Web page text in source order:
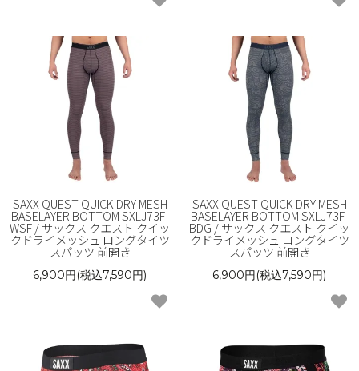
SAXX QUEST QUICK DRY MESH
BASELAYER BOTTOM SXLJ73F-
WSF / サックス クエスト クイッ
クドライメッシュ ロングタイツ
スパッツ 前開き
6,900円(税込7,590円)
SAXX QUEST QUICK DRY MESH
BASELAYER BOTTOM SXLJ73F-
BDG / サックス クエスト クイッ
クドライメッシュ ロングタイツ
スパッツ 前開き
6,900円(税込7,590円)